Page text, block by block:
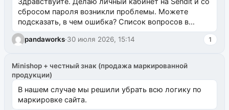
сбросом пароля возникли проблемы. Можете
подсказать, в чем ошибка? Список вопросов в
одноименном разделе на modx.pro пока пуст, и,...
pandaworks·30 июля 2026, 15:14 1
Minishop + честный знак (продажа маркированной
продукции)
В нашем случае мы решили убрать всю логику по
маркировке сайта.